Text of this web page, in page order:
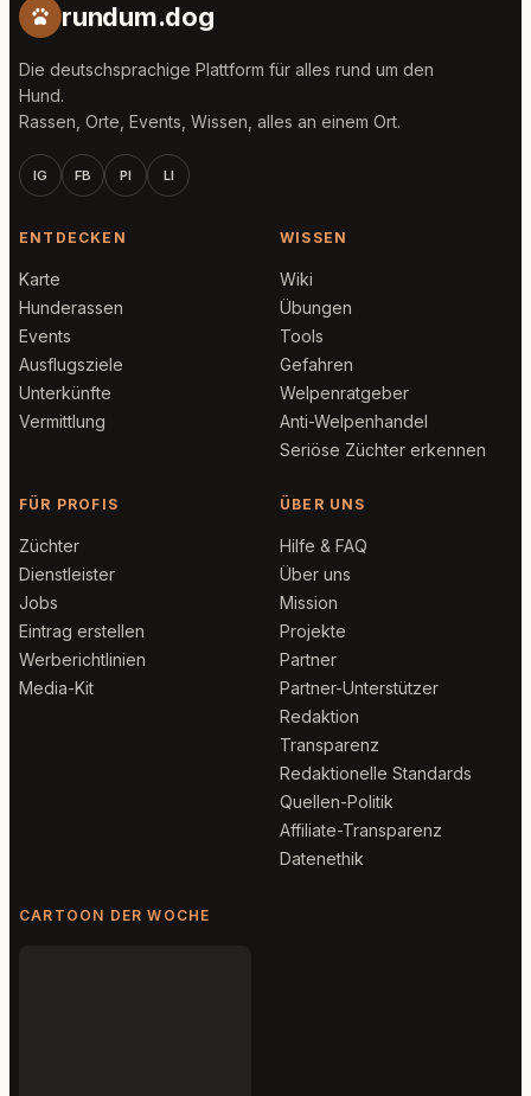
rundum.dog
Die deutschsprachige Plattform für alles rund um den
Hund.
Rassen, Orte, Events, Wissen, alles an einem Ort.
IG FB PI LI
ENTDECKEN
Karte
Hunderassen
Events
Ausflugsziele
Unterkünfte
Vermittlung
WISSEN
Wiki
Übungen
Tools
Gefahren
Welpenratgeber
Anti-Welpenhandel
Seriöse Züchter erkennen
FÜR PROFIS
Züchter
Dienstleister
Jobs
Eintrag erstellen
Werberichtlinien
Media-Kit
ÜBER UNS
Hilfe & FAQ
Über uns
Mission
Projekte
Partner
Partner-Unterstützer
Redaktion
Transparenz
Redaktionelle Standards
Quellen-Politik
Affiliate-Transparenz
Datenethik
CARTOON DER WOCHE